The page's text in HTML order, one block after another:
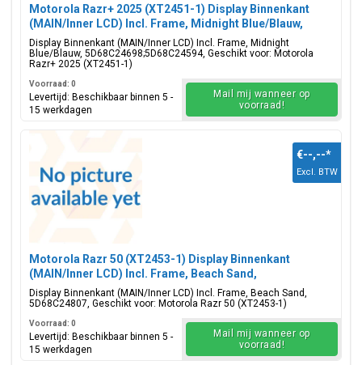
Motorola Razr+ 2025 (XT2451-1) Display Binnenkant
(MAIN/Inner LCD) Incl. Frame, Midnight Blue/Blauw,
5D68C24698;5D68C24594
Display Binnenkant (MAIN/Inner LCD) Incl. Frame, Midnight
Blue/Blauw, 5D68C24698;5D68C24594, Geschikt voor: Motorola
Razr+ 2025 (XT2451-1)
Voorraad: 0
Levertijd: Beschikbaar binnen 5 -
15 werkdagen
Mail mij wanneer op
voorraad!
Motorola Razr 50 (XT2453-1) Display Binnenkant
(MAIN/Inner LCD) Incl. Frame, Beach Sand,
5D68C24807
Display Binnenkant (MAIN/Inner LCD) Incl. Frame, Beach Sand,
5D68C24807, Geschikt voor: Motorola Razr 50 (XT2453-1)
€--,--*
Excl. BTW
Voorraad: 0
Levertijd: Beschikbaar binnen 5 -
15 werkdagen
Mail mij wanneer op
voorraad!